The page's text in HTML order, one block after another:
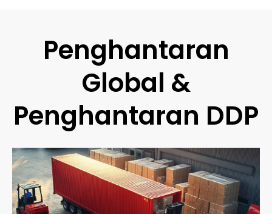
Penghantaran
Global &
Penghantaran DDP